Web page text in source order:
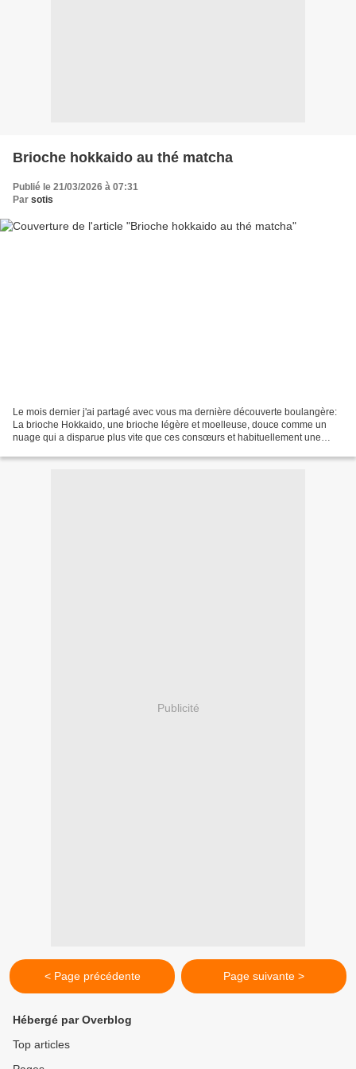
Brioche hokkaido au thé matcha
Publié le 21/03/2026 à 07:31
Par sotis
Le mois dernier j'ai partagé avec vous ma dernière découverte boulangère:
La brioche Hokkaido, une brioche légère et moelleuse, douce comme un
nuage qui a disparue plus vite que ces consœurs et habituellement une
Publicité
< Page précédente Page suivante >
Hébergé par Overblog
Top articles